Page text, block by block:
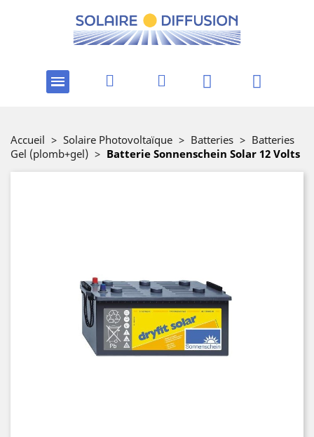
Accueil > Solaire Photovoltaïque > Batteries > Batteries
Gel (plomb+gel) > Batterie Sonnenschein Solar 12 Volts